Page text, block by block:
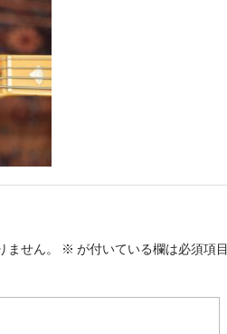
せん。
※ が付いている欄は必須項